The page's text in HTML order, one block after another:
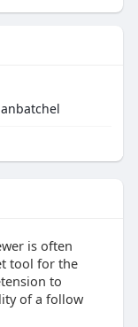
is often
tool for the
to
of a follow